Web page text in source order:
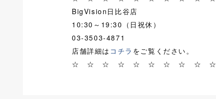
BigVision日比谷店
10:30～19:30（日祝休）
03-3503-4871
店舗詳細は コチラ をご覧ください。
☆ ☆ ☆ ☆ ☆ ☆ ☆ ☆ ☆ ☆